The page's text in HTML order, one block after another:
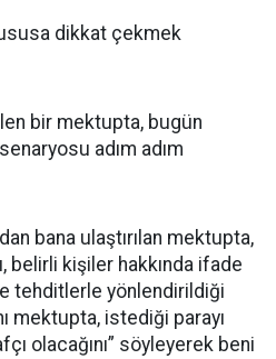
dikkat çekmek
bir mektupta, bugün
adım adım
bana ulaştırılan mektupta,
belirli kişiler hakkında ifade
tehditlerle yönlendirildiği
mektupta, istediği parayı
olacağını” söyleyerek beni